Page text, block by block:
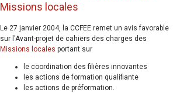
Missions locales
Le 27 janvier 2004, la CCFEE remet un avis favorable
sur l'Avant-projet de cahiers des charges des
Missions locales portant sur
le coordination des filières innovantes
les actions de formation qualifiante
les actions de préformation.